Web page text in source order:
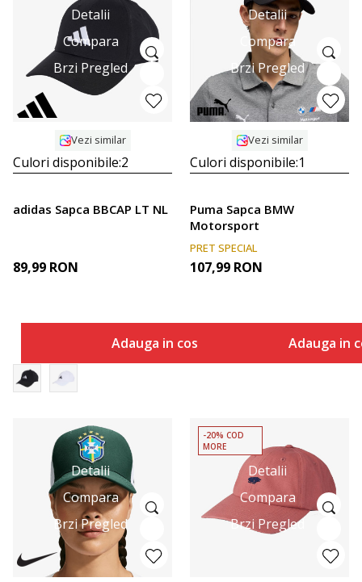
Detalii
Compara
Brzi Pregled
Vezi similar
Culori disponibile:2
adidas Sapca BBCAP LT NL
89,99 RON
Adauga in cos
Detalii
Compara
Brzi Pregled
Vezi similar
Culori disponibile:1
Puma Sapca BMW
Motorsport
PRET SPECIAL
107,99 RON
Adauga in
Detalii
Compara
Brzi Pregled
Detalii
Compara
Brzi Pregled
-20% COD
MORE